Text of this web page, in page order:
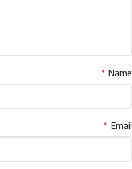
Name
*
Email
*